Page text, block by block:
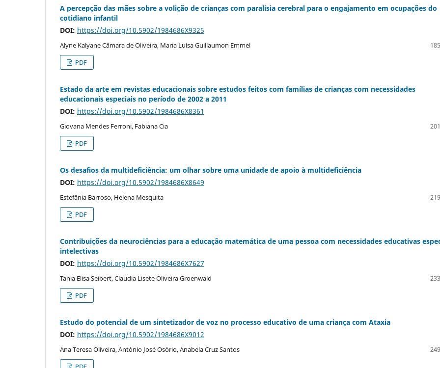
A percepção das mães sobre a volição de crianças com paralisia cerebral para o engajamento em ocupações do
cotidiano infantil
DOI: https://doi.org/10.5902/1984686X9325
Alyne Kalyane Câmara de Oliveira, Maria Luísa Guillaumon Emmel
PDF
Estado da arte em revistas educacionais sobre estudos feitos com famílias de crianças com necessidades
educacionais especiais no período de 2002 a 2011
DOI: https://doi.org/10.5902/1984686X8361
Giovana Mendes Ferroni, Fabiana Cia
PDF
Os desafios da multideficiência: um olhar sobre uma unidade de apoio à multideficiência
DOI: https://doi.org/10.5902/1984686X8649
Estefânia Barroso, Helena Mesquita
PDF
Contribuições da neurociências para a educação matemática de uma pessoa com necessidades educativas
intelectivas
DOI: https://doi.org/10.5902/1984686X7627
Tania Elisa Seibert, Claudia Lisete Oliveira Groenwald
PDF
Estudo do potencial de um sintetizador de voz no processo educativo de uma criança com Ataxia
DOI: https://doi.org/10.5902/1984686X9012
Ana Teresa Oliveira, António José Osório, Anabela Cruz Santos